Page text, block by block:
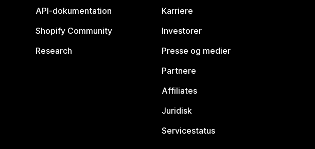
API-dokumentation
Shopify Community
Research
Karriere
Investorer
Presse og medier
Partnere
Affiliates
Juridisk
Servicestatus